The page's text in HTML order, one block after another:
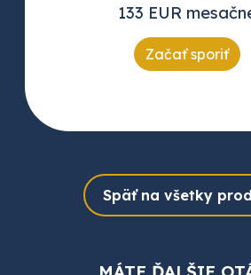
133 EUR
Začať sporiť
Späť na všetky